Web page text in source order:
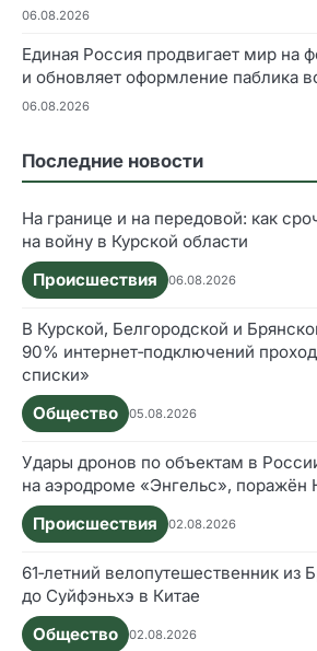
06.08.2026
Единая Россия продвигает мир на
и обновляет оформление паблика
06.08.2026
Последние новости
На границе и на передовой: как
на войну в Курской области
Происшествия
06.08.2026
В Курской, Белгородской и
90% интернет‑подключений
списки»
Общество
05.08.2026
Удары дронов по объектам в
на аэродроме «Энгельс», поражён
Происшествия
02.08.2026
61‑летний велопутешественник из
до Суйфэньхэ в Китае
Общество
02.08.2026